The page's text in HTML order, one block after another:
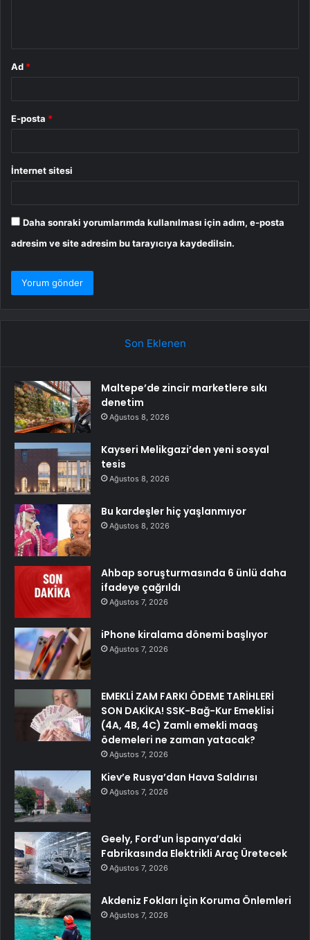
Ad *
E-posta *
İnternet sitesi
Daha sonraki yorumlarımda kullanılması için adım, e-posta
adresim ve site adresim bu tarayıcıya kaydedilsin.
Son Eklenen
Maltepe’de zincir marketlere sıkı
denetim
Ağustos 8, 2026
Kayseri Melikgazi’den yeni sosyal
tesis
Ağustos 8, 2026
Bu kardeşler hiç yaşlanmıyor
Ağustos 8, 2026
Ahbap soruşturmasında 6 ünlü daha
ifadeye çağrıldı
Ağustos 7, 2026
iPhone kiralama dönemi başlıyor
Ağustos 7, 2026
EMEKLİ ZAM FARKI ÖDEME TARİHLERİ
SON DAKİKA! SSK-Bağ-Kur Emeklisi
(4A, 4B, 4C) Zamlı emekli maaş
ödemeleri ne zaman yatacak?
Ağustos 7, 2026
Kiev’e Rusya’dan Hava Saldırısı
Ağustos 7, 2026
Geely, Ford’un İspanya’daki
Fabrikasında Elektrikli Araç Üretecek
Ağustos 7, 2026
Akdeniz Fokları İçin Koruma Önlemleri
Ağustos 7, 2026